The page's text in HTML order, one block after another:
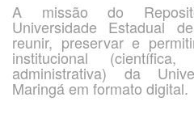
A missão do
Universidade Estadual
reunir, preservar e
institucional
administrativa) da
Maringá em formato digital.